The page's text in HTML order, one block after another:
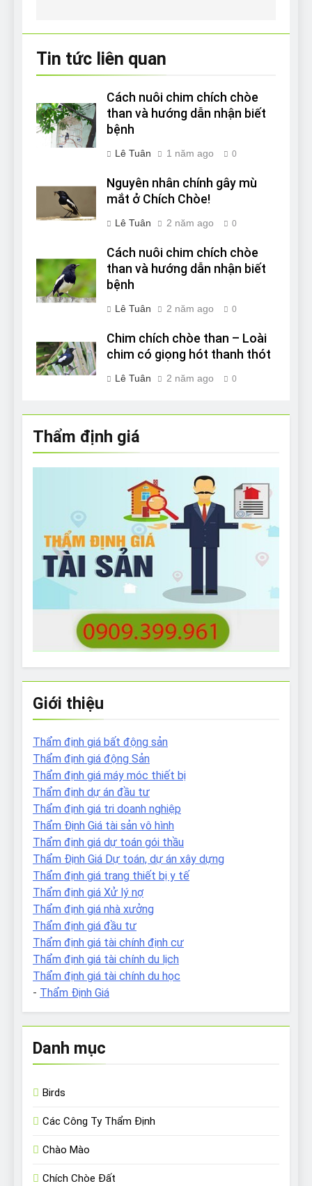
Tin tức liên quan
Cách nuôi chim chích chòe
than và hướng dẫn nhận biết
bệnh
Lê Tuân 1 năm ago 0
Nguyên nhân chính gây mù
mắt ở Chích Chòe!
Lê Tuân 2 năm ago 0
Cách nuôi chim chích chòe
than và hướng dẫn nhận biết
bệnh
Lê Tuân 2 năm ago 0
Chim chích chòe than – Loài
chim có giọng hót thanh thót
Lê Tuân 2 năm ago 0
Thẩm định giá
Giới thiệu
Thẩm định giá bất động sản
Thẩm định giá động Sản
Thẩm định giá máy móc thiết bị
Thẩm định dự án đầu tư
Thẩm định giá tri doanh nghiệp
Thẩm Định Giá tài sản vô hình
Thẩm định giá dự toán gói thầu
Thẩm Định Giá Dự toán, dự án xây dựng
Thẩm định giá trang thiết bị y tế
Thẩm định giá Xử lý nợ
Thẩm định giá nhà xưởng
Thẩm định giá đầu tư
Thẩm định giá tài chính định cư
Thẩm định giá tài chính du lịch
Thẩm định giá tài chính du học
- Thẩm Định Giá
Danh mục
Birds
Các Công Ty Thẩm Định
Chào Mào
Chích Chòe Đất